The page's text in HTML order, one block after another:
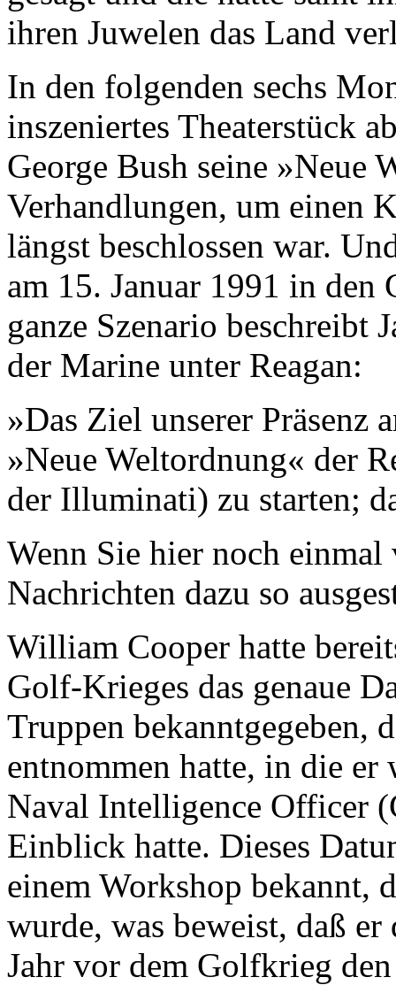
ihren Juwelen das Land
In den folgenden sechs
inszeniertes Theaterstück
George Bush seine »Neue
Verhandlungen, um einen
längst beschlossen war.
am 15. Januar 1991 in
ganze Szenario beschreibt
der Marine unter Reagan:
»Das Ziel unserer Präsenz
»Neue Weltordnung« der
der Illuminati) zu starten;
Wenn Sie hier noch
Nachrichten dazu so
William Cooper hatte
Golf-Krieges das genaue
Truppen bekanntgegeben,
entnommen hatte, in die er
Naval Intelligence Officer
Einblick hatte. Dieses
einem Workshop bekannt,
wurde, was beweist, daß er
Jahr vor dem Golfkrieg